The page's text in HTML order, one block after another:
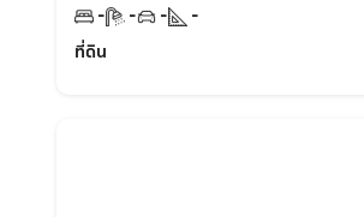
- - -
-
ที่ดิน